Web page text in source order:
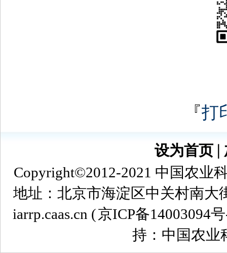
『打
设为首页
Copyright©2012-2021 中国农业
地址：北京市海淀区中关村南大
iarrp.caas.cn (京ICP备14003094
持：中国农